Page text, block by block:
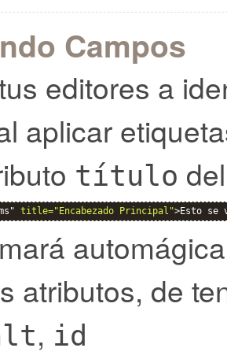
Campos
editores a
aplicar
título
title="Encabezado Principal">Esto se
atributos, de
, id